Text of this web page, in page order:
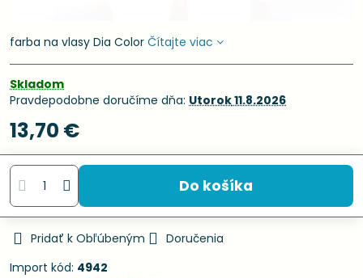
farba na vlasy Dia Color Čítajte viac
Skladom
Pravdepodobne doručíme dňa: Utorok11.8.2026
13,70 €
Do košíka
Pridať k Obľúbeným
Doručenia
Import kód: 4942